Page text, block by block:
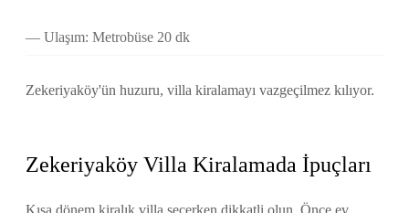
Ulaşım: Metrobüse 20 dk
Zekeriyaköy'ün huzuru, villa kiralamayı vazgeçilmez kılıyor.
Zekeriyaköy Villa Kiralamada İpuçları
Kısa dönem kiralık villa seçerken dikkatli olun. Önce ev